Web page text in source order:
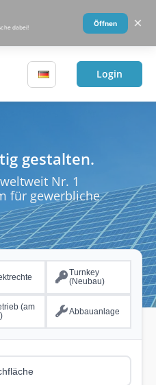
Login
gestalten.
Nr. 1
für gewerbliche
Turnkey
(Neubau)
(am
Abbauanlage
dabei!
Öffnen ×